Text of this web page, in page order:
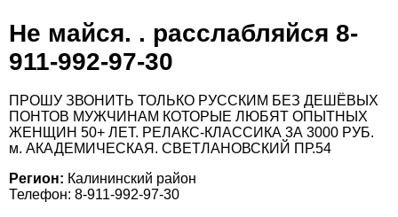
Не майся. . расслабляйся 8-
911-992-97-30
ПРОШУ ЗВОНИТЬ ТОЛЬКО РУССКИМ БЕЗ ДЕШЁВЫХ
ПОНТОВ МУЖЧИНАМ КОТОРЫЕ ЛЮБЯТ ОПЫТНЫХ
ЖЕНЩИН 50+ ЛЕТ. РЕЛАКС-КЛАССИКА 3А 3000 РУБ.
м. АКАДЕМИЧЕСКАЯ. СВЕТЛАНОВСКИЙ ПР.54
Регион: Калининский район
Телефон: 8-911-992-97-30